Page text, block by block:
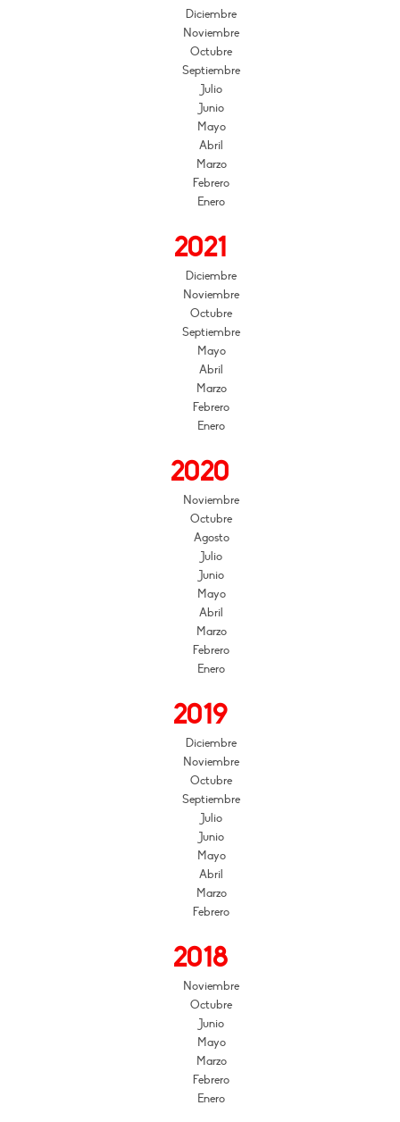
Diciembre
Noviembre
Octubre
Septiembre
Julio
Junio
Mayo
Abril
Marzo
Febrero
Enero
2021
Diciembre
Noviembre
Octubre
Septiembre
Mayo
Abril
Marzo
Febrero
Enero
2020
Noviembre
Octubre
Agosto
Julio
Junio
Mayo
Abril
Marzo
Febrero
Enero
2019
Diciembre
Noviembre
Octubre
Septiembre
Julio
Junio
Mayo
Abril
Marzo
Febrero
2018
Noviembre
Octubre
Junio
Mayo
Marzo
Febrero
Enero